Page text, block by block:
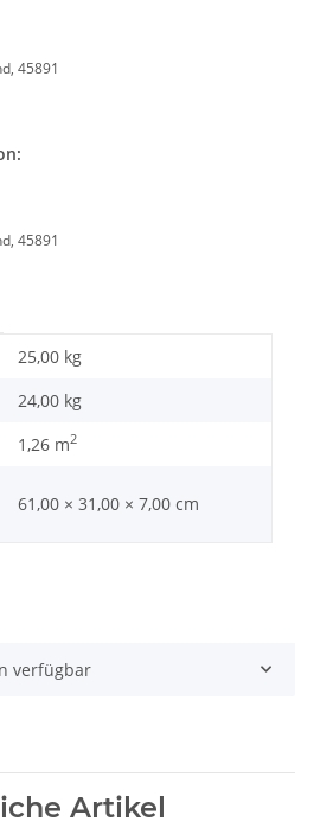
45891
45891
25,00 kg
24,00 kg
1,26 m2
61,00 × 31,00 × 7,00 cm
verfügbar
Artikel